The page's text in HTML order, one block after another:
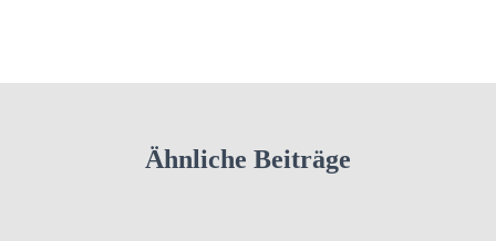
Ähnliche Beiträge